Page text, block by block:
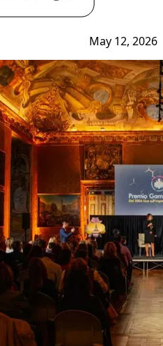
May 12, 2026